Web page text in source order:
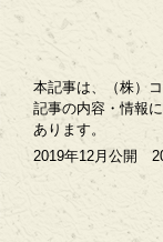
本記事は、（株）
記事の内容・情報
あります。
2019年12月公開